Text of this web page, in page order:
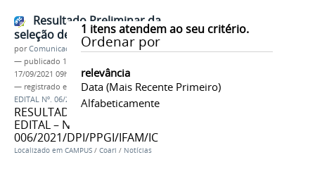
1 itens atendem ao seu critério.
Ordenar por
relevância
Data (mais Recente Primeiro)
Alfabeticamente
Resultado Preliminar da
seleção de Bolsas PD&I-Jr
porComunicação COARI
— publicado 16/09/2021
17/09/2021 09h22
— registrado em:
Resultado Preliminar,PD&I-Jr,
EDITAL Nº. 06/2021
RESULTADO PRELIMINAR DO
EDITAL – N°
006/2021/DPI/PPGI/IFAM/IC
Localizado em CAMPUS / Coari / Notícias